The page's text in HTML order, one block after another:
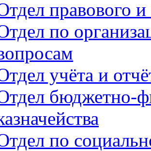
правового
по
учёта и
бюджетно-
по